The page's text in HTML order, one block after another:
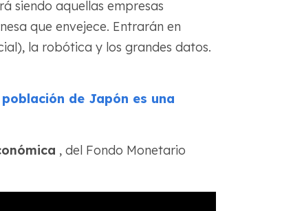
siendo aquellas empresas
que envejece. Entrarán en
la robótica y los grandes datos.
de Japón es una
, del Fondo Monetario